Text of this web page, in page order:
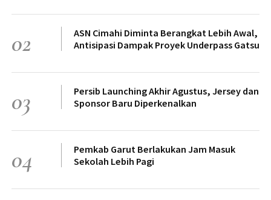
02
ASN Cimahi Diminta Berangkat Lebih Awal,
Antisipasi Dampak Proyek Underpass Gatsu
03
Persib Launching Akhir Agustus, Jersey dan
Sponsor Baru Diperkenalkan
04
Pemkab Garut Berlakukan Jam Masuk
Sekolah Lebih Pagi